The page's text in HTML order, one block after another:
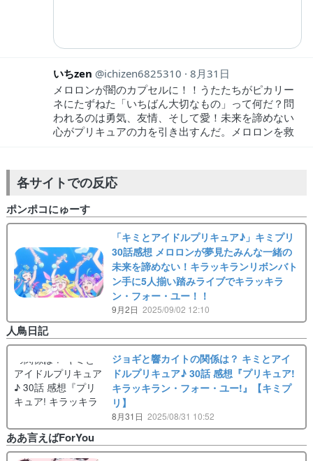
いちzen ichizen6825310
8月31日
メロロンが闇のカプセルに！！うたたちがピカリー
ネにたずねた「いちばん大切なもの」って何だ？問
われるのは勇気、友情、そして愛！未来を諦めない
心がプリキュアの力を引き出すんだ。メロロンを救
各サイトでの反応
ポンポコにゅーす
「キミとアイドルプリキュア♪」キミプリ
30話感想 メロロンが夢見たみんな一緒の
未来を諦めない！キラッキランリボンバト
ン手に5人揃い踏みライブでキラッキラ
ン・フォー・ユー！！
9月2日 2025/09/02 12:10
人鳥日記
ジョギと響カイトの関係は？ キミとアイ
ドルプリキュア♪ 30話 感想『プリキュア!
キラッキラン・フォー・ユー!』【キミプ
リ】
8月31日 2025/08/31 10:52
ああ言えばForYou